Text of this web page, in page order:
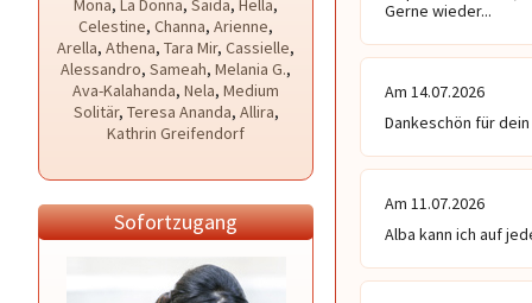
Mona, La Donna, Saida, Hella,
Celestine, Channa, Arienne,
Arella, Athena, Tara Mir, Cassielle,
Alessandro, Sameah, Melania G.,
Ava-Kalahanda, Nela, Medium
Solitär, Teresa Ananda, Allira,
Kathrin Greifendorf
Sofortzugang
Gerne wieder...
Am 14.07.2026
Dankeschön für
Am 11.07.2026
Alba kann ich auf